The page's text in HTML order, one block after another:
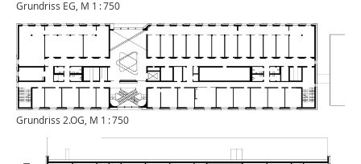
Grundriss EG, M 1 : 750
Grundriss 2.OG, M 1 : 750